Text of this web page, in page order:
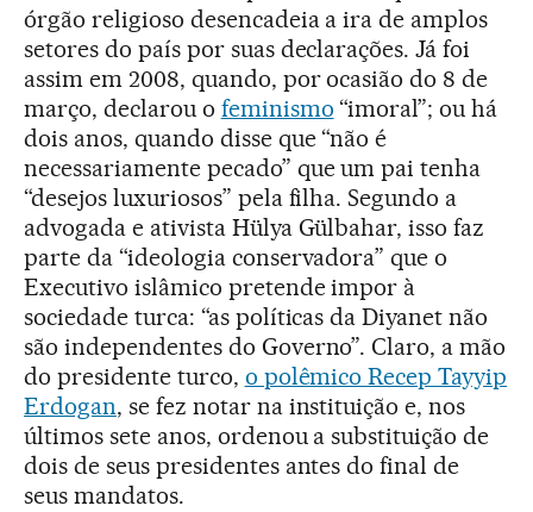
órgão religioso desencadeia a ira de amplos
setores do país por suas declarações. Já foi
assim em 2008, quando, por ocasião do 8 de
março, declarou o feminismo “imoral”; ou há
dois anos, quando disse que “não é
necessariamente pecado” que um pai tenha
“desejos luxuriosos” pela filha. Segundo a
advogada e ativista Hülya Gülbahar, isso faz
parte da “ideologia conservadora” que o
Executivo islâmico pretende impor à
sociedade turca: “as políticas da Diyanet não
são independentes do Governo”. Claro, a mão
do presidente turco, o polêmico Recep Tayyip
Erdogan, se fez notar na instituição e, nos
últimos sete anos, ordenou a substituição de
dois de seus presidentes antes do final de
seus mandatos.